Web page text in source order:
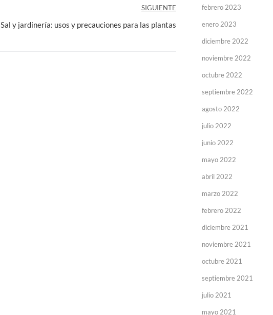
SIGUIENTE
Sal y jardinería: usos y precauciones para las plantas
febrero 2023
enero 2023
diciembre 2022
noviembre 2022
octubre 2022
septiembre 2022
agosto 2022
julio 2022
junio 2022
mayo 2022
abril 2022
marzo 2022
febrero 2022
diciembre 2021
noviembre 2021
octubre 2021
septiembre 2021
julio 2021
mayo 2021